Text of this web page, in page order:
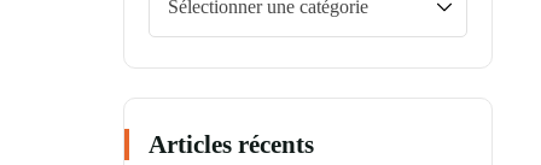
Articles récents